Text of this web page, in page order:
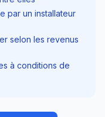
par un installateur
selon les revenus
à conditions de